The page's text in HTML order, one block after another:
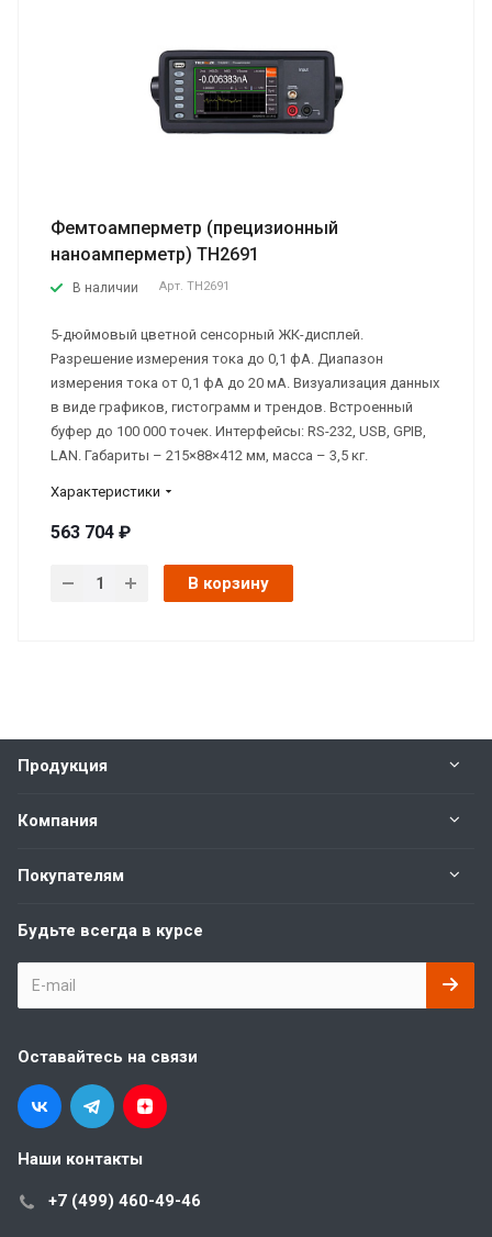
Фемтоамперметр (прецизионный
наноамперметр) TH2691
В наличии Арт. TH2691
5-дюймовый цветной сенсорный ЖК-дисплей.
Разрешение измерения тока до 0,1 фА. Диапазон
измерения тока от 0,1 фА до 20 мА. Визуализация данных
в виде графиков, гистограмм и трендов. Встроенный
буфер до 100 000 точек. Интерфейсы: RS-232, USB, GPIB,
LAN. Габариты – 215×88×412 мм, масса – 3,5 кг.
Характеристики
563 704 ₽
В корзину
Продукция
Компания
Покупателям
Будьте всегда в курсе
Оставайтесь на связи
Наши контакты
+7 (499) 460-49-46